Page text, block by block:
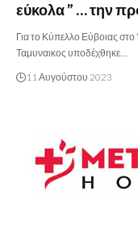
εύκολα ” … την
Για το Κύπελλο Εύβοιας
Ταμυναικος υποδέχθηκε…
11 Αυγούστου 2023